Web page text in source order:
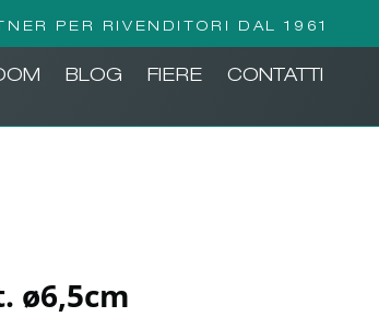
PER RIVENDITORI DAL 1961
BLOG FIERE CONTATTI
ø6,5cm